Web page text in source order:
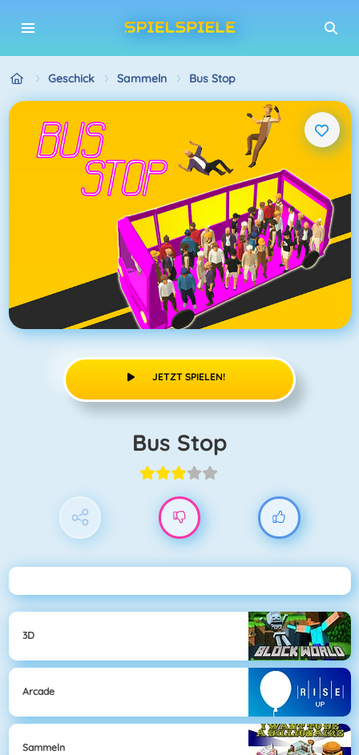
Geschick Sammeln Bus Stop
JETZT SPIELEN!
Bus Stop
3D
Arcade
Sammeln